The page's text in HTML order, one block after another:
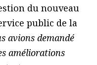
du nouveau
public de la
avions demandé
améliorations